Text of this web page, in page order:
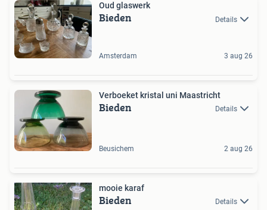
Oud glaswerk
Bieden Details
Amsterdam 3 aug 26
Verboeket kristal uni Maastricht
Bieden Details
Beusichem 2 aug 26
mooie karaf
Bieden Details